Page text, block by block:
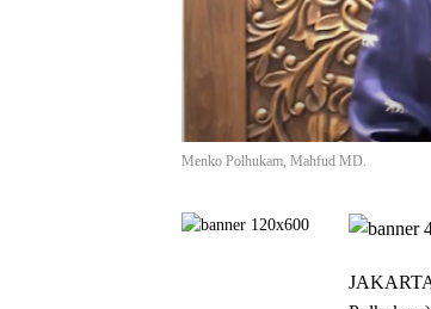
Menko Polhukam, Mahfud MD.